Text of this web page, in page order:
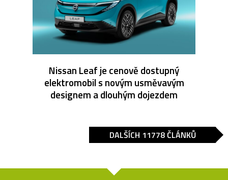
Nissan Leaf je cenově dostupný
elektromobil s novým usměvavým
designem a dlouhým dojezdem
DALŠÍCH 11778 ČLÁNKŮ